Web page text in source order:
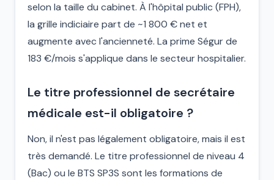
selon la taille du cabinet. À l'hôpital public (FPH),
la grille indiciaire part de ~1 800 € net et
augmente avec l'ancienneté. La prime Ségur de
183 €/mois s'applique dans le secteur hospitalier.
Le titre professionnel de secrétaire
médicale est-il obligatoire ?
Non, il n'est pas légalement obligatoire, mais il est
très demandé. Le titre professionnel de niveau 4
(Bac) ou le BTS SP3S sont les formations de